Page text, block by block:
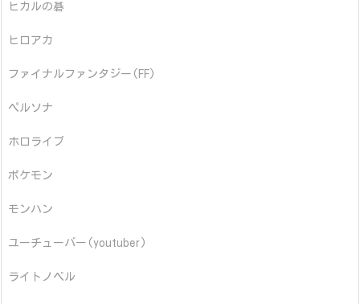
ヒカルの碁
ヒロアカ
ファイナルファンタジー(FF)
ペルソナ
ホロライブ
ポケモン
モンハン
ユーチューバー(youtuber)
ライトノベル